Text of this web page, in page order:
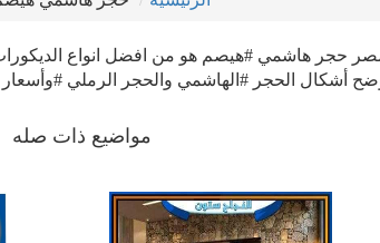
حجر هاشمي #هيصم هو من افضل انواع
أشكال الحجر #الهاشمي والحجر الرملي
مواضيع ذات صله